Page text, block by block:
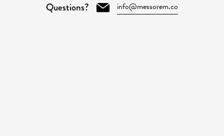
Questions? info@messorem.co